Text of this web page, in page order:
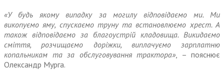
«У будь якому випадку за могилу відповідаємо ми. Ми
викопуємо яму, спускаємо труну та встанов­люємо хрест. А
також відповіда­ємо за благоустрій кладовища. Викидаємо
сміття, розчищаємо доріжки, виплачуємо зарплатню
копальникам та за обслуго­вування трактора», – пояснює
Олександр Мурга.